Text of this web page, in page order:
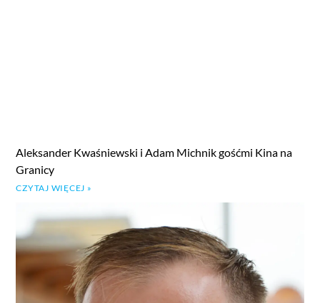
Aleksander Kwaśniewski i Adam Michnik gośćmi Kina na
Granicy
CZYTAJ WIĘCEJ »